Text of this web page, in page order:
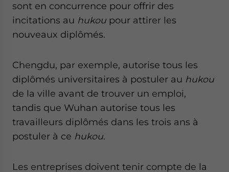
sont en concurrence pour offrir des
incitations au hukou pour attirer les
nouveaux diplômés.
Chengdu, par exemple, autorise tous les
diplômés universitaires à postuler au hukou
de la ville avant de trouver un emploi,
tandis que Wuhan autorise tous les
travailleurs diplômés dans les trois ans à
postuler à ce hukou.
Les entreprises doivent tenir compte de la